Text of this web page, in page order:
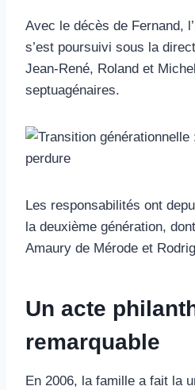
Avec le décès de Fernand,
s’est poursuivi sous la
Jean-René, Roland et
septuagénaires.
Les responsabilités ont
la deuxième génération,
Amaury de Mérode et
Un acte
remarquable
En 2006, la famille a fait la